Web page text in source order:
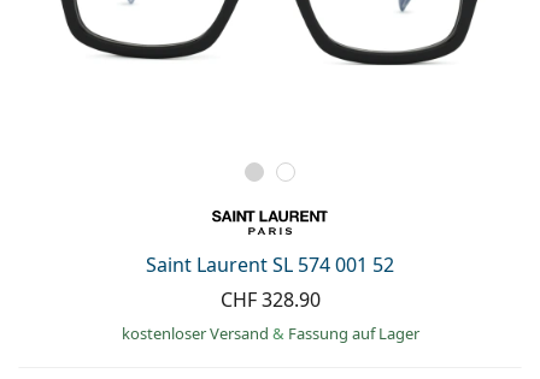
Saint Laurent SL 574 001 52
CHF 328.90
kostenloser Versand & Fassung auf Lager